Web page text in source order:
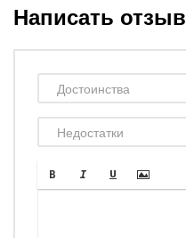
Написать отзыв